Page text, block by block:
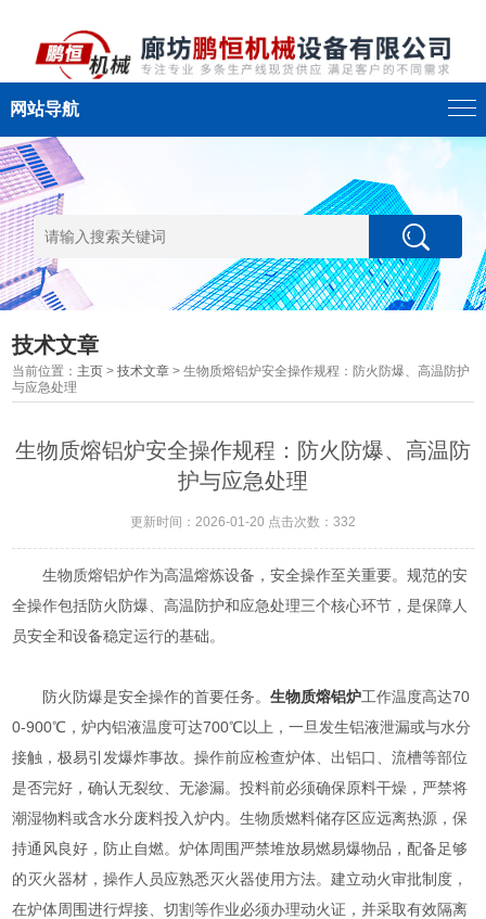
网站导航
技术文章
当前位置： 主页 >技术文章 > 生物质熔铝炉安全操作规程：防火防爆、高温防护
与应急处理
生物质熔铝炉安全操作规程：防火防爆、高温防
护与应急处理
更新时间：2026-01-20 点击次数：332
生物质熔铝炉作为高温熔炼设备，安全操作至关重要。规范的安
全操作包括防火防爆、高温防护和应急处理三个核心环节，是保障人
员安全和设备稳定运行的基础。
防火防爆是安全操作的首要任务。生物质熔铝炉工作温度高达70
0-900℃，炉内铝液温度可达700℃以上，一旦发生铝液泄漏或与水分
接触，极易引发爆炸事故。操作前应检查炉体、出铝口、流槽等部位
是否完好，确认无裂纹、无渗漏。投料前必须确保原料干燥，严禁将
潮湿物料或含水分废料投入炉内。生物质燃料储存区应远离热源，保
持通风良好，防止自燃。炉体周围严禁堆放易燃易爆物品，配备足够
的灭火器材，操作人员应熟悉灭火器使用方法。建立动火审批制度，
在炉体周围进行焊接、切割等作业必须办理动火证，并采取有效隔离